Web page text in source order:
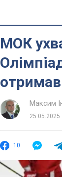
МОК
Максим
25.05.2025
10